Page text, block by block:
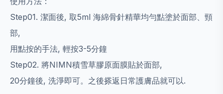
Step01. 潔面後, 取5ml 海綿骨針精華均勻點塗於面部、頸
部,
用點按的手法, 輕按3-5分鐘
Step02. 將NIMN積雪草膠原面膜貼於面部,
20分鐘後, 洗淨即可。之後搽返日常護膚品就可以.